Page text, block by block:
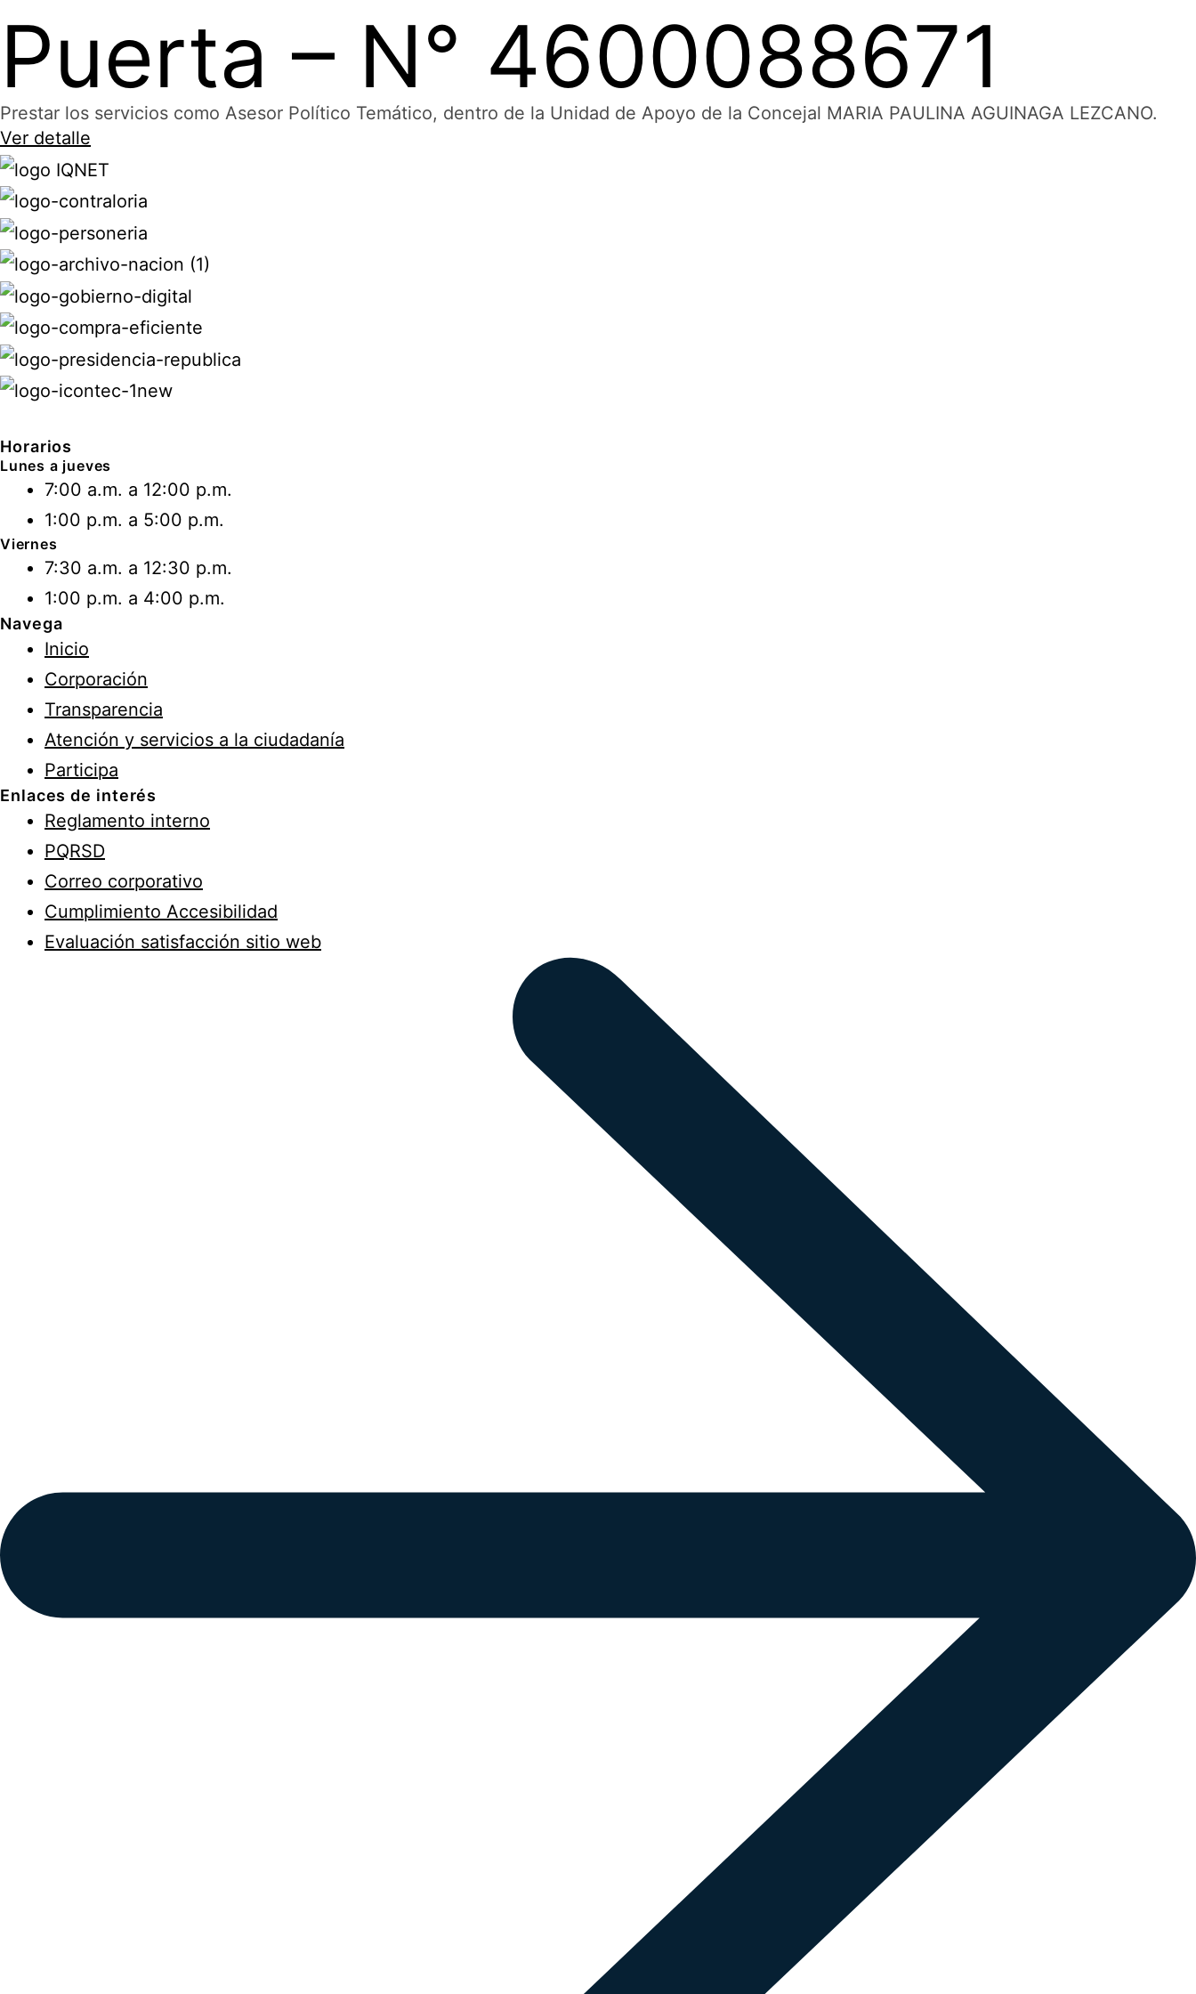
Puerta – N° 4600088671
Prestar los servicios como Asesor Político Temático, dentro de la Unidad de Apoyo de la Concejal MARIA PAULINA AGUINAGA LEZCANO.
Ver detalle
Horarios
Lunes a jueves
7:00 a.m. a 12:00 p.m.
1:00 p.m. a 5:00 p.m.
Viernes
7:30 a.m. a 12:30 p.m.
1:00 p.m. a 4:00 p.m.
Navega
Inicio
Corporación
Transparencia
Atención y servicios a la ciudadanía
Participa
Enlaces de interés
Reglamento interno
PQRSD
Correo corporativo
Cumplimiento Accesibilidad
Evaluación satisfacción sitio web